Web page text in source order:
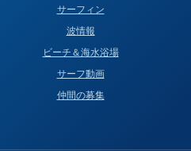
サーフィン
波情報
ビーチ＆海水浴場
サーフ動画
仲間の募集